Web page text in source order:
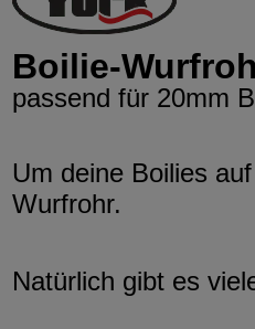
Boilie-
passend für 20mm
Um deine Boilies
Wurfrohr.
Natürlich gibt es